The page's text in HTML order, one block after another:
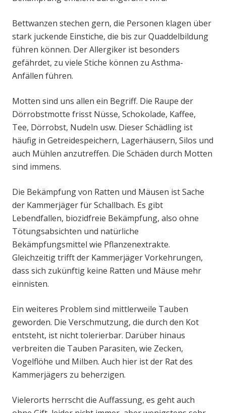
Bettwanzen stechen gern, die Personen klagen über
stark juckende Einstiche, die bis zur Quaddelbildung
führen können. Der Allergiker ist besonders
gefährdet, zu viele Stiche können zu Asthma-
Anfällen führen.
Motten sind uns allen ein Begriff. Die Raupe der
Dörrobstmotte frisst Nüsse, Schokolade, Kaffee,
Tee, Dörrobst, Nudeln usw. Dieser Schädling ist
häufig in Getreidespeichern, Lagerhäusern, Silos und
auch Mühlen anzutreffen. Die Schäden durch Motten
sind immens.
Die Bekämpfung von Ratten und Mäusen ist Sache
der Kammerjäger für Schallbach. Es gibt
Lebendfallen, biozidfreie Bekämpfung, also ohne
Tötungsabsichten und natürliche
Bekämpfungsmittel wie Pflanzenextrakte.
Gleichzeitig trifft der Kammerjäger Vorkehrungen,
dass sich zukünftig keine Ratten und Mäuse mehr
einnisten.
Ein weiteres Problem sind mittlerweile Tauben
geworden. Die Verschmutzung, die durch den Kot
entsteht, ist nicht tolerierbar. Darüber hinaus
verbreiten die Tauben Parasiten, wie Zecken,
Vogelflöhe und Milben. Auch hier ist der Rat des
Kammerjägers zu beherzigen.
Vielerorts herrscht die Auffassung, es geht auch